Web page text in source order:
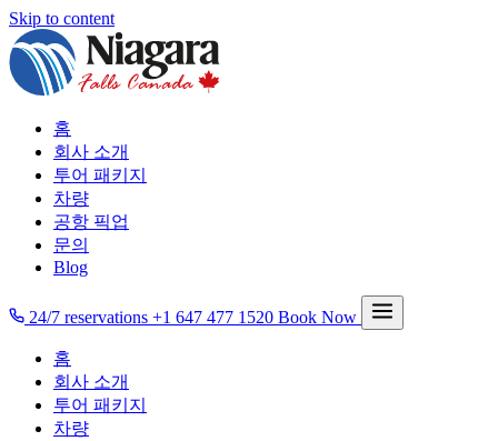
Skip to content
홈
회사 소개
투어 패키지
차량
공항 픽업
문의
Blog
24/7 reservations +1 647 477 1520 Book Now
홈
회사 소개
투어 패키지
차량